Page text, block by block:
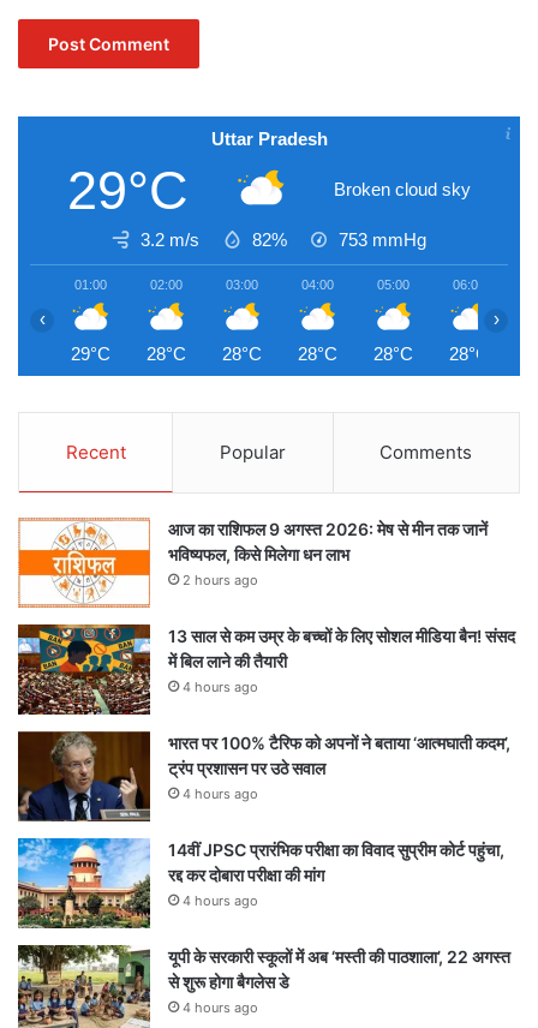
Uttar Pradesh
29°C Broken cloud sky
3.2 m/s 82% 753 mmHg
01:00
29°C
02:00
28°C
03:00
28°C
04:00
28°C
05:00
28°C
06:00
28°C
‹ ›
Recent Popular Comments
आज का राशिफल 9 अगस्त 2026: मेष से मीन तक जानें
भविष्यफल, किसे मिलेगा धन लाभ
2 hours ago
13 साल से कम उम्र के बच्चों के लिए सोशल मीडिया बैन! संसद
में बिल लाने की तैयारी
4 hours ago
भारत पर 100% टैरिफ को अपनों ने बताया ‘आत्मघाती कदम’,
ट्रंप प्रशासन पर उठे सवाल
4 hours ago
14वीं JPSC प्रारंभिक परीक्षा का विवाद सुप्रीम कोर्ट पहुंचा,
रद्द कर दोबारा परीक्षा की मांग
4 hours ago
यूपी के सरकारी स्कूलों में अब ‘मस्ती की पाठशाला’, 22 अगस्त
से शुरू होगा बैगलेस डे
4 hours ago